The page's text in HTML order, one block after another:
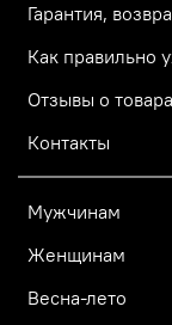
Гарантия,
Как правильно
Отзывы о
Контакты
Мужчинам
Женщинам
Весна-лето